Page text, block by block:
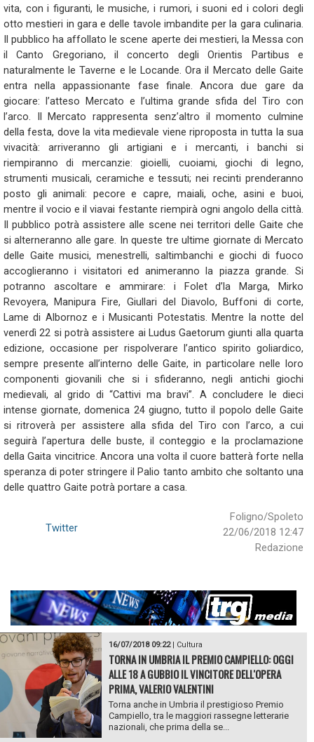
vita, con i figuranti, le musiche, i rumori, i suoni ed i colori degli
otto mestieri in gara e delle tavole imbandite per la gara culinaria.
Il pubblico ha affollato le scene aperte dei mestieri, la Messa con
il Canto Gregoriano, il concerto degli Orientis Partibus e
naturalmente le Taverne e le Locande. Ora il Mercato delle Gaite
entra nella appassionante fase finale. Ancora due gare da
giocare: l’atteso Mercato e l’ultima grande sfida del Tiro con
l’arco. Il Mercato rappresenta senz’altro il momento culmine
della festa, dove la vita medievale viene riproposta in tutta la sua
vivacità: arriveranno gli artigiani e i mercanti, i banchi si
riempiranno di mercanzie: gioielli, cuoiami, giochi di legno,
strumenti musicali, ceramiche e tessuti; nei recinti prenderanno
posto gli animali: pecore e capre, maiali, oche, asini e buoi,
mentre il vocio e il viavai festante riempirà ogni angolo della città.
Il pubblico potrà assistere alle scene nei territori delle Gaite che
si alterneranno alle gare. In queste tre ultime giornate di Mercato
delle Gaite musici, menestrelli, saltimbanchi e giochi di fuoco
accoglieranno i visitatori ed animeranno la piazza grande. Si
potranno ascoltare e ammirare: i Folet d’la Marga, Mirko
Revoyera, Manipura Fire, Giullari del Diavolo, Buffoni di corte,
Lame di Albornoz e i Musicanti Potestatis. Mentre la notte del
venerdì 22 si potrà assistere ai Ludus Gaetorum giunti alla quarta
edizione, occasione per rispolverare l’antico spirito goliardico,
sempre presente all’interno delle Gaite, in particolare nelle loro
componenti giovanili che si i sfideranno, negli antichi giochi
medievali, al grido di “Cattivi ma bravi”. A concludere le dieci
intense giornate, domenica 24 giugno, tutto il popolo delle Gaite
si ritroverà per assistere alla sfida del Tiro con l’arco, a cui
seguirà l’apertura delle buste, il conteggio e la proclamazione
della Gaita vincitrice. Ancora una volta il cuore batterà forte nella
speranza di poter stringere il Palio tanto ambito che soltanto una
delle quattro Gaite potrà portare a casa.
Foligno/Spoleto
22/06/2018 12:47
Redazione
Twitter
16/07/2018 09:22| Cultura
TORNA IN UMBRIA IL PREMIO CAMPIELLO: OGGI
ALLE 18 A GUBBIO IL VINCITORE DELL'OPERA
PRIMA, VALERIO VALENTINI
Torna anche in Umbria il prestigioso Premio
Campiello, tra le maggiori rassegne letterarie
nazionali, che prima della se...